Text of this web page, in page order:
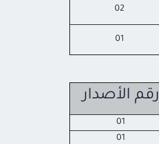
02
01
رقم الأصدار
01
01